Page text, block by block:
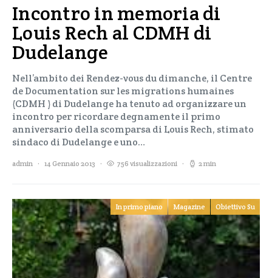
Incontro in memoria di
Louis Rech al CDMH di
Dudelange
Nell’ambito dei Rendez-vous du dimanche, il Centre
de Documentation sur les migrations humaines
(CDMH ) di Dudelange ha tenuto ad organizzare un
incontro per ricordare degnamente il primo
anniversario della scomparsa di Louis Rech, stimato
sindaco di Dudelange e uno…
admin 14 Gennaio 2013 756 visualizzazioni 2 min
In primo piano Magazine Obiettivo Su